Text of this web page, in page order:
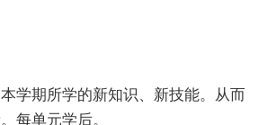
学期所学的新知识、新技能。从而
每单元学后。